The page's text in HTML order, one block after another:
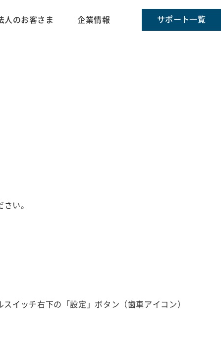
人のお客さま 企業情報 サポート一覧
い。
イッチ右下の「設定」ボタン（歯車アイコン）